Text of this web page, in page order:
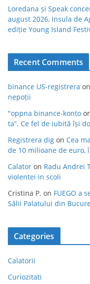
Loredana și Speak
august 2026, Insula de
ediție Young Island
Recent Comments
binance US-registrera on
nepoții
"oppna binance-konto
ta”. Ce fel de iubită își
Registrera dig on Cea
de 10 milioane de euro,
Calator on Radu Andrei
violentei in scoli
Cristina P. on FUEGO a
Sălii Palatului din
Categories
Calatorii
Curiozitati